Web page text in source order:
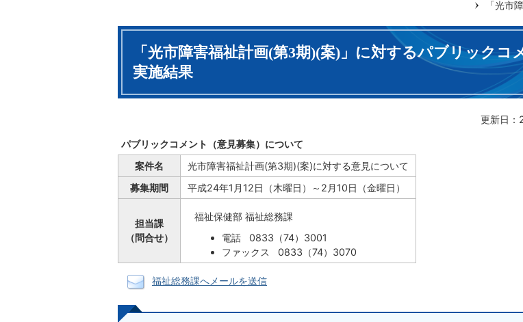
「光市
「光市障害福祉計画(第3期)(案)」に対するパブリックコ
実施結果
更新日
パブリックコメント（意見募集）について
案件名
光市障害福祉計画(第3期)(案)に対する意見について
募集期間
平成24年1月12日（木曜日）～2月10日（金曜日）
担当課
（問合せ）
福祉保健部 福祉総務課
電話 0833（74）3001
ファックス 0833（74）3070
福祉総務課へメールを送信